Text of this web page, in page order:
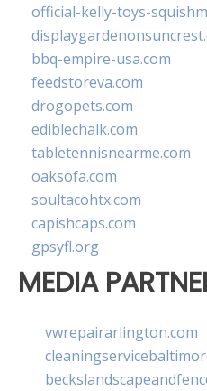
official-kelly-toys-
bbq-empire-usa.com
feedstoreva.com
drogopets.com
ediblechalk.com
tabletennisnearme.com
oaksofa.com
soultacohtx.com
capishcaps.com
gpsyfl.org
MEDIA
vwrepairarlington.com